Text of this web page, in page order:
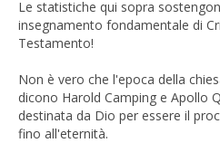
Le statistiche qui sopra
insegnamento fondamentale di
Testamento!
Non è vero che l'epoca della
dicono Harold Camping e Apollo
destinata da Dio per essere il
fino all'eternità.